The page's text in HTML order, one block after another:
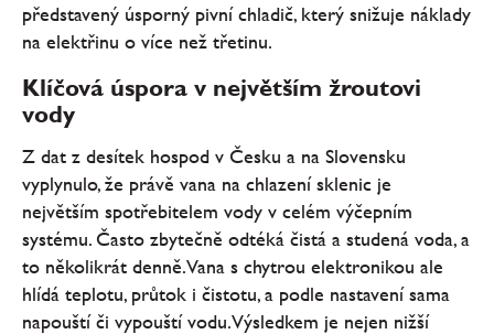
představený úsporný pivní chladič, který snižuje náklady
na elektřinu o více než třetinu.
Klíčová úspora v největším žroutovi
vody
Z dat z desítek hospod v Česku a na Slovensku
vyplynulo, že právě vana na chlazení sklenic je
největším spotřebitelem vody v celém výčepním
systému. Často zbytečně odtéká čistá a studená voda, a
to několikrát denně. Vana s chytrou elektronikou ale
hlídá teplotu, průtok i čistotu, a podle nastavení sama
napouští či vypouští vodu. Výsledkem je nejen nižší